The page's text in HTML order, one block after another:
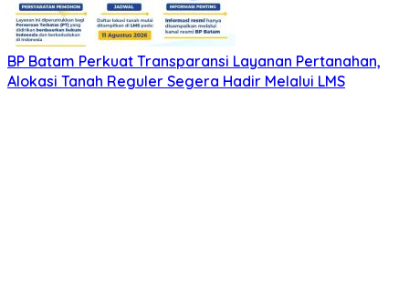
BP Batam Perkuat Transparansi Layanan Pertanahan,
Alokasi Tanah Reguler Segera Hadir Melalui LMS